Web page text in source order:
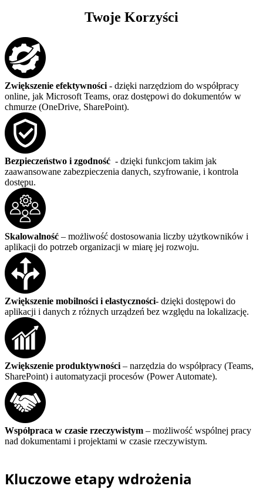
Twoje Korzyści
Zwiększenie efektywności - dzięki narzędziom do współpracy
online, jak Microsoft Teams, oraz dostępowi do dokumentów w
chmurze (OneDrive, SharePoint).
Bezpieczeństwo i zgodność - dzięki funkcjom takim jak
zaawansowane zabezpieczenia danych, szyfrowanie, i kontrola
dostępu.
Skalowalność – możliwość dostosowania liczby użytkowników i
aplikacji do potrzeb organizacji w miarę jej rozwoju.
Zwiększenie mobilności i elastyczności- dzięki dostępowi do
aplikacji i danych z różnych urządzeń bez względu na lokalizację.
Zwiększenie produktywności – narzędzia do współpracy (Teams,
SharePoint) i automatyzacji procesów (Power Automate).
Współpraca w czasie rzeczywistym – możliwość wspólnej pracy
nad dokumentami i projektami w czasie rzeczywistym.
Kluczowe etapy wdrożenia